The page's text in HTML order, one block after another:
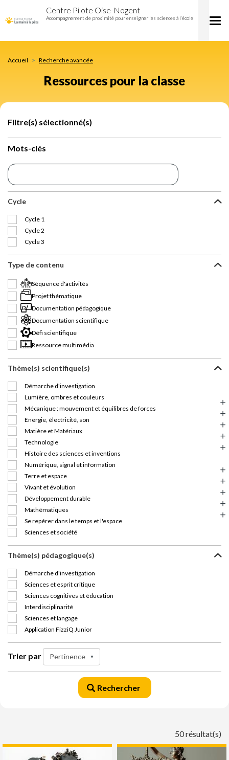
pour
au
contenu
Centre Pilote Oise-Nogent
Accompagnement de proximité pour enseigner les sciences à l’école
Accueil Recherche avancée
Ressources pour la classe
Filtre(s) sélectionné(s)
Mots-clés
Cycle
Cycle 1
Cycle 2
Cycle 3
Type de contenu
Séquence d'activités
Projet thématique
Documentation pédagogique
Documentation scientifique
Défi scientifique
Ressource multimédia
Thème(s) scientifique(s)
Démarche d'investigation
Lumière, ombres et couleurs
Mécanique : mouvement et équilibres de forces
Energie, électricité, son
Matière et Matériaux
Technologie
Histoire des sciences et inventions
Numérique, signal et information
Terre et espace
Vivant et évolution
Développement durable
Mathématiques
Se repérer dans le temps et l'espace
Sciences et société
Thème(s) pédagogique(s)
Démarche d'investigation
Sciences et esprit critique
Sciences cognitives et éducation
Interdisciplinarité
Sciences et langage
Application FizziQ Junior
Trier par
Rechercher
50 résultat(s)